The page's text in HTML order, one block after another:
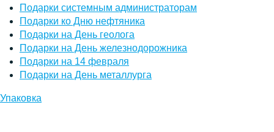
Подарки системным администраторам
Подарки ко Дню нефтяника
Подарки на День геолога
Подарки на День железнодорожника
Подарки на 14 февраля
Подарки на День металлурга
Упаковка